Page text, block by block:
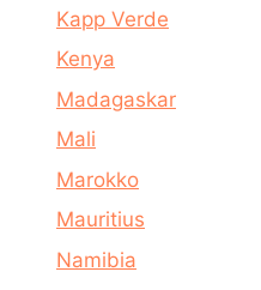
Kapp Verde
Kenya
Madagaskar
Mali
Marokko
Mauritius
Namibia